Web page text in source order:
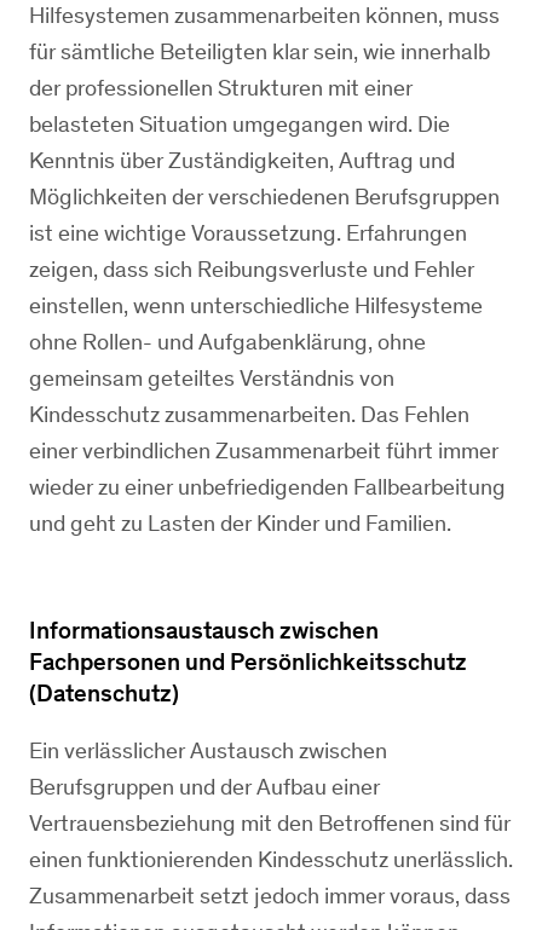
Hilfesystemen zusammenarbeiten können, muss
für sämtliche Beteiligten klar sein, wie innerhalb
der professionellen Strukturen mit einer
belasteten Situation umgegangen wird. Die
Kenntnis über Zuständigkeiten, Auftrag und
Möglichkeiten der verschiedenen Berufsgruppen
ist eine wichtige Voraussetzung. Erfahrungen
zeigen, dass sich Reibungsverluste und Fehler
einstellen, wenn unterschiedliche Hilfesysteme
ohne Rollen- und Aufgabenklärung, ohne
gemeinsam geteiltes Verständnis von
Kindesschutz zusammenarbeiten. Das Fehlen
einer verbindlichen Zusammenarbeit führt immer
wieder zu einer unbefriedigenden Fallbearbeitung
und geht zu Lasten der Kinder und Familien.
Informationsaustausch zwischen
Fachpersonen und Persönlichkeitsschutz
(Datenschutz)
Ein verlässlicher Austausch zwischen
Berufsgruppen und der Aufbau einer
Vertrauensbeziehung mit den Betroffenen sind für
einen funktionierenden Kindesschutz unerlässlich.
Zusammenarbeit setzt jedoch immer voraus, dass